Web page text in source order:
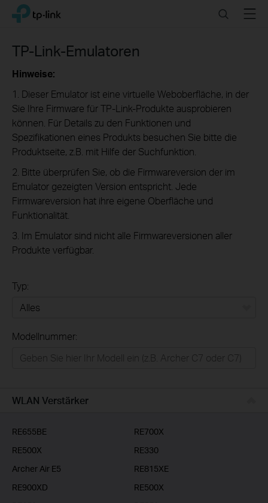
Click
the
navigation
TP-Link, Reliably Smart SearchMenu
TP-Link-Emulatoren
Hinweise:
1. Dieser Emulator ist eine virtuelle Weboberfläche, in der
Sie Ihre Firmware für TP-Link-Produkte ausprobieren
können. Für Details zu den Funktionen und
Spezifikationen eines Produkts besuchen Sie bitte die
Produktseite, z.B. mit Hilfe der Suchfunktion.
2. Bitte überprüfen Sie, ob die Firmwareversion der im
Emulator gezeigten Version entspricht. Jede
Firmwareversion hat ihre eigene Oberfläche und
Funktionalität.
3. Im Emulator sind nicht alle Firmwareversionen aller
Produkte verfügbar.
Typ:
Businessanwender
Modellnummer:
WLAN Verstärker
RE655BE
RE700X
RE500X
RE330
Archer Air E5
RE815XE
RE900XD
RE500X